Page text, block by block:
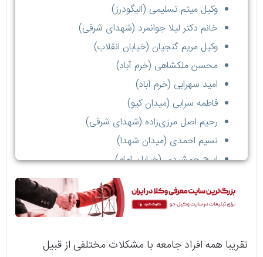
وکیل میثم تسلیمی (الیگودرز)
خانم دکتر لیلا جوانمرد (شهدای شرقی)
وکیل مریم گنجیان (خیابان انقلاب)
محسن ملکشاهی (خرم آباد)
امید سهرابی (خرم آباد)
فاطمه سرابی (میدان کیو)
رحیم اصل مرزی‌زاده (شهدای شرقی)
نسیم احمدی (میدان شهدا)
ایرج جمشیدی (خیابان امام)
تقریبا همه افراد جامعه با مشکلات مختلفی از قبیل